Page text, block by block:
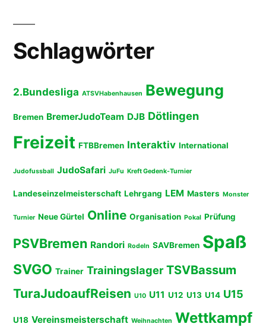
Schlagwörter
2.Bundesliga ATSVHabenhausen Bewegung
Bremen BremerJudoTeam DJB Dötlingen
Freizeit FTBBremen Interaktiv International
Judofussball JudoSafari JuFu Kreft Gedenk-Turnier
Landeseinzelmeisterschaft Lehrgang LEM Masters Monster
Turnier Neue Gürtel Online Organisation Pokal Prüfung
PSVBremen Randori Rodeln SAVBremen Spaß
SVGO Trainer Trainingslager TSVBassum
TuraJudoaufReisen U10 U11 U12 U13 U14 U15
U18 Vereinsmeisterschaft Weihnachten Wettkampf